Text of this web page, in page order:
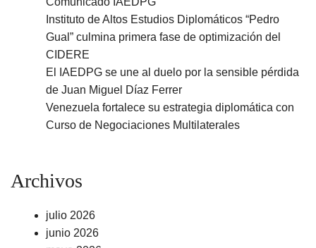
Instituto de Altos Estudios Diplomáticos “Pedro
Gual” culmina primera fase de optimización del
CIDERE
El IAEDPG se une al duelo por la sensible pérdida
de Juan Miguel Díaz Ferrer
Venezuela fortalece su estrategia diplomática con
Curso de Negociaciones Multilaterales
Archivos
julio 2026
junio 2026